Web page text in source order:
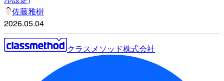
佐藤雅樹
2026.05.04
クラスメソッド株式会社